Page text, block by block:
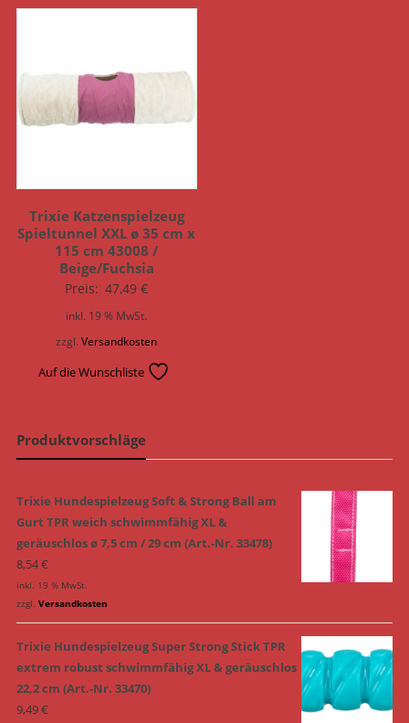
Trixie Katzenspielzeug
Spieltunnel XXL ø 35 cm x
115 cm 43008 /
Beige/Fuchsia
Preis: 47,49€
inkl. 19 % MwSt.
zzgl.Versandkosten
Auf die Wunschliste
Produktvorschläge
Trixie Hundespielzeug Soft & Strong Ball am
Gurt TPR weich schwimmfähig XL &
geräuschlos ø 7,5 cm / 29 cm (Art.-Nr. 33478)
8,54€
inkl. 19 % MwSt.
zzgl. Versandkosten
Trixie Hundespielzeug Super Strong Stick TPR
extrem robust schwimmfähig XL & geräuschlos
22,2 cm (Art.-Nr. 33470)
9,49€